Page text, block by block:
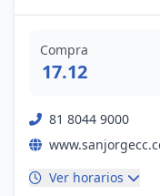
Compra
17.12
81 8044 9000
Ver horarios